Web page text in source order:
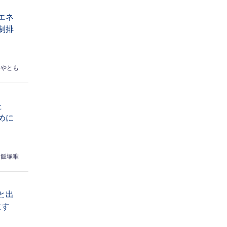
ネ
排
とも
に
飯塚唯
出